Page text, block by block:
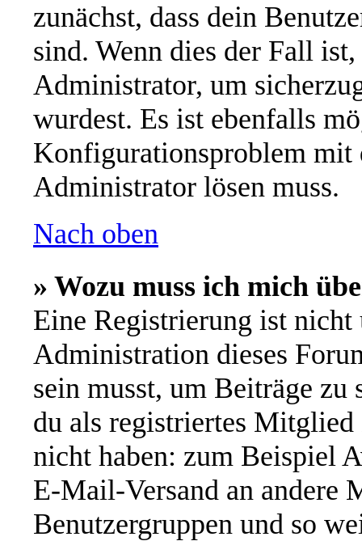
zunächst, dass dein
sind. Wenn dies der Fall
Administrator, um
wurdest. Es ist ebenfalls
Konfigurationsproblem mit
Administrator lösen muss.
Nach oben
» Wozu muss ich mich
Eine Registrierung ist
Administration dieses
sein musst, um Beiträge
du als registriertes
nicht haben: zum Beispiel
E-Mail-Versand an andere
Benutzergruppen und so